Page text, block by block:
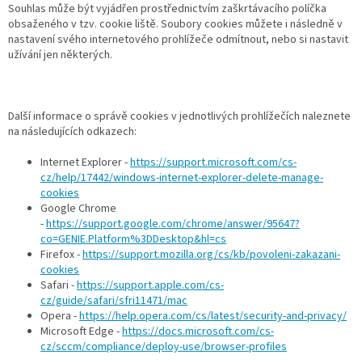
Souhlas může být vyjádřen prostřednictvím zaškrtávacího políčka
obsaženého v tzv. cookie liště. Soubory cookies můžete i následně v
nastavení svého internetového prohlížeče odmítnout, nebo si nastavit
užívání jen některých.
Další informace o správě cookies v jednotlivých prohlížečích naleznete
na následujících odkazech:
Internet Explorer -https://support.microsoft.com/cs-
cz/help/17442/windows-internet-explorer-delete-manage-
cookies
Google Chrome
-https://support.google.com/chrome/answer/95647?
co=GENIE.Platform%3DDesktop&hl=cs
Firefox -https://support.mozilla.org/cs/kb/povoleni-zakazani-
cookies
Safari -https://support.apple.com/cs-
cz/guide/safari/sfri11471/mac
Opera -https://help.opera.com/cs/latest/security-and-privacy/
Microsoft Edge -https://docs.microsoft.com/cs-
cz/sccm/compliance/deploy-use/browser-profiles